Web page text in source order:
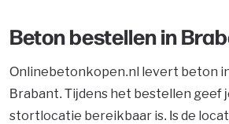
Beton bestellen in
Onlinebetonkopen.nl levert beton
Brabant. Tijdens het bestellen geef
stortlocatie bereikbaar is. Is de